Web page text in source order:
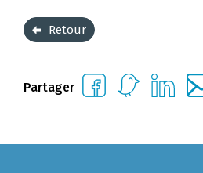
Retour
Partager